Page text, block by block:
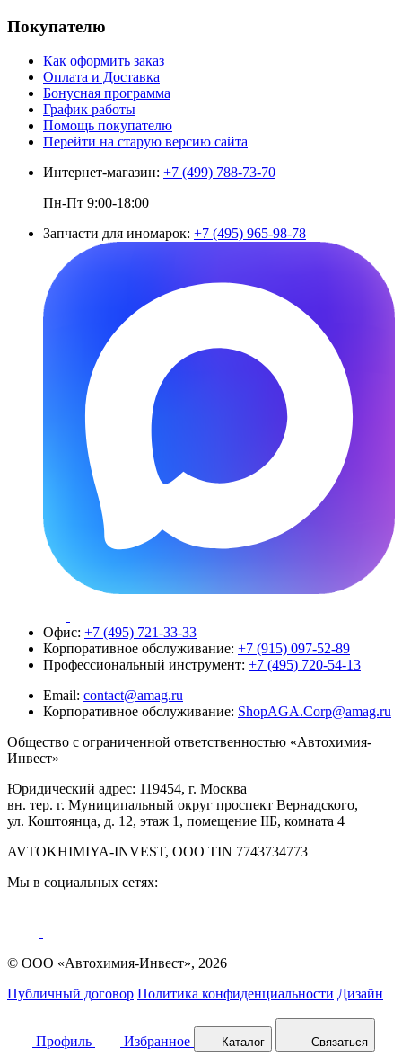
Покупателю
Как оформить заказ
Оплата и Доставка
Бонусная программа
График работы
Помощь покупателю
Перейти на старую версию сайта
Интернет-магазин: +7 (499) 788-73-70
Пн-Пт 9:00-18:00
Запчасти для иномарок: +7 (495) 965-98-78
Офис: +7 (495) 721-33-33
Корпоративное обслуживание: +7 (915) 097-52-89
Профессиональный инструмент: +7 (495) 720-54-13
Email: contact@amag.ru
Корпоративное обслуживание: ShopAGA.Corp@amag.ru
Общество с ограниченной ответственностью «Автохимия-
Инвест»
Юридический адрес: 119454, г. Москва
вн. тер. г. Муниципальный округ проспект Вернадского,
ул. Коштоянца, д. 12, этаж 1, помещение IIБ, комната 4
AVTOKHIMIYA-INVEST, OOO TIN 7743734773
Мы в социальных сетях:
© ООО «Автохимия-Инвест», 2026
Публичный договор Политика конфиденциальности Дизайн
Профиль Избранное Каталог Связаться